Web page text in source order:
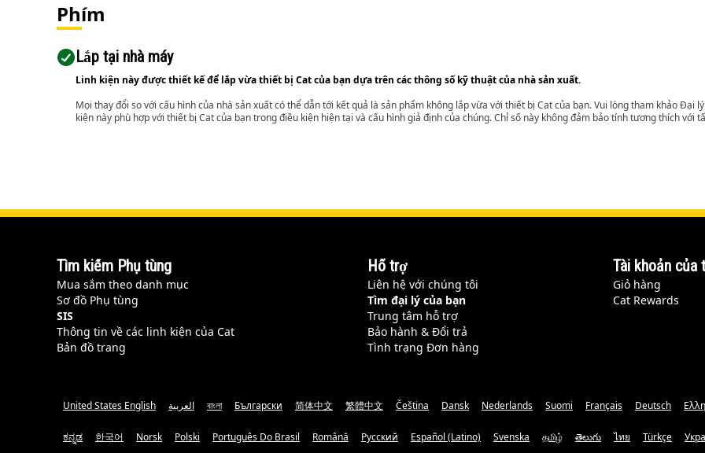
Phím
Lắp tại nhà máy
Linh kiện này được thiết kế để lắp vừa thiết bị Cat của bạn dựa trên các thông số kỹ thuật của nhà sản xuất.
Mọi thay đổi so với cấu hình của nhà sản xuất có thể dẫn tới kết quả là sản phẩm không lắp vừa với thiết bị Cat của bạn. Vui lòng tham khảo Đại
kiện này phù hợp với thiết bị Cat của bạn trong điều kiện hiện tại và cấu hình giả định của chúng. Chỉ số này không đảm bảo tính tương thích với
Tìm kiếm Phụ tùng
Mua sắm theo danh mục
Sơ đồ Phụ tùng
SIS
Thông tin về các linh kiện của Cat
Bản đồ trang
Hỗ trợ
Liên hệ với chúng tôi
Tìm đại lý của bạn
Trung tâm hỗ trợ
Bảo hành & Đổi trả
Tình trạng Đơn hàng
Tài khoản của
Giỏ hàng
Cat Rewards
United States English العربية বাংলা Български 简体中文 繁體中文 Čeština Dansk Nederlands Suomi Français Deutsch
ಕನ್ನಡ 한국어 Norsk Polski Português Do Brasil Română Русский Español (Latino) Svenska தமிழ் తెలుగు ไทย Türkçe